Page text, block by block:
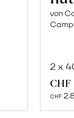
von
2 x
CHF
CHF